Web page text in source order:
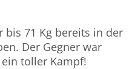
bis 71 Kg bereits in der
Der Gegner war
toller Kampf!